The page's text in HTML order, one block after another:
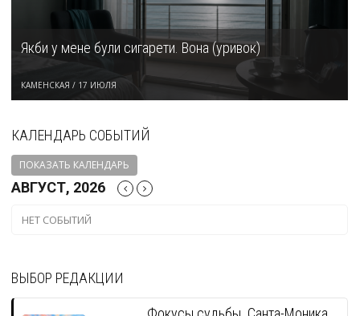
Якби у мене були сигарети. Вона (уривок)
КАМЕНСКАЯ / 17 ИЮЛЯ
КАЛЕНДАРЬ СОБЫТИЙ
ПОКАЗАТЬ КАЛЕНДАРЬ
АВГУСТ, 2026
НЕТ СОБЫТИЙ
ВЫБОР РЕДАКЦИИ